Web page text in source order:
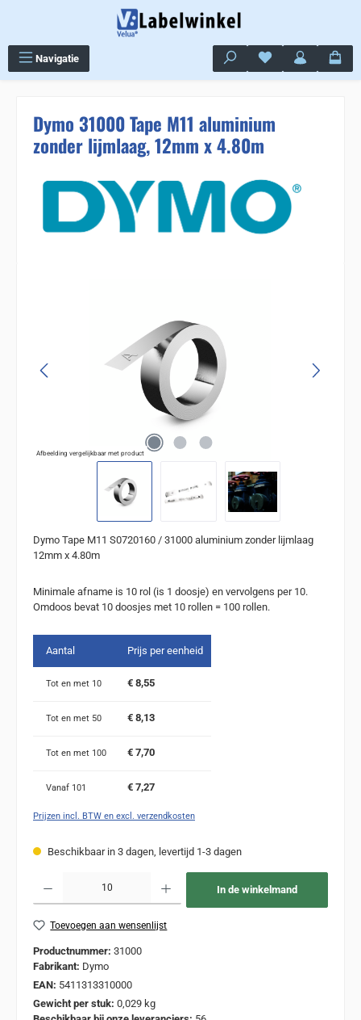
Navigatie Je hebt 0 items op
Dymo 31000 Tape M11 aluminium
zonder lijmlaag, 12mm x 4.80m
Afbeelding vergelijkbaar met product
Dymo Tape M11 S0720160 / 31000 aluminium zonder lijmlaag
12mm x 4.80m
Minimale afname is 10 rol (is 1 doosje) en vervolgens per 10.
Omdoos bevat 10 doosjes met 10 rollen = 100 rollen.
Aantal Prijs per eenheid
Tot en met 10 € 8,55
Tot en met 50 € 8,13
Tot en met 100 € 7,70
Vanaf 101 € 7,27
Prijzen incl. BTW en excl. verzendkosten
Beschikbaar in 3 dagen, levertijd 1-3 dagen
In de winkelmand
Toevoegen aan wensenlijst
Productnummer: 31000
Fabrikant: Dymo
EAN: 5411313310000
Gewicht per stuk: 0,029 kg